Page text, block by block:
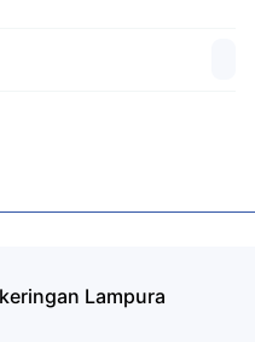
Lampura